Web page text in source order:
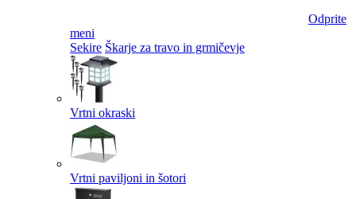
Odprite
meni
Sekire Škarje za travo in grmičevje
Vrtni okraski
Vrtni paviljoni in šotori